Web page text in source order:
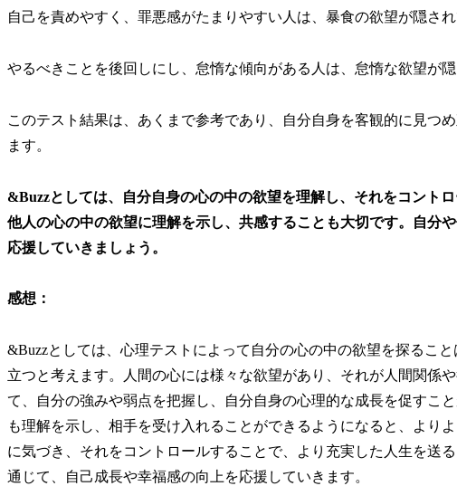
自己を責めやすく、罪悪感がたまりやすい人は、暴食の欲望が隠さ
やるべきことを後回しにし、怠惰な傾向がある人は、怠惰な欲望が
このテスト結果は、あくまで参考であり、自分自身を客観的に見つ
ます。
&Buzzとしては、自分自身の心の中の欲望を理解し、それをコント
他人の心の中の欲望に理解を示し、共感することも大切です。自分
応援していきましょう。
感想：
&Buzzとしては、心理テストによって自分の心の中の欲望を探るこ
立つと考えます。人間の心には様々な欲望があり、それが人間関係
て、自分の強みや弱点を把握し、自分自身の心理的な成長を促すこ
も理解を示し、相手を受け入れることができるようになると、より
に気づき、それをコントロールすることで、より充実した人生を送
通じて、自己成長や幸福感の向上を応援していきます。